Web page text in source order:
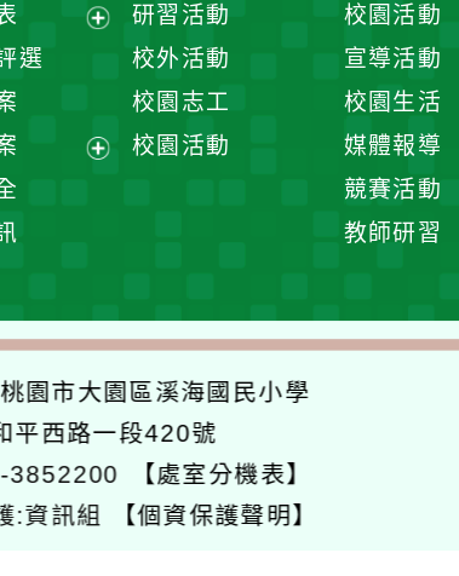
單
選
研習活動
校外活動
校園志工
校園活動
校園活動
宣導活動
校園生活
媒體報導
競賽活動
教師研習
桃園市大園區溪海國民小學
平西路一段420號
3852200
【處室分機表】
:資訊組 【個資保護聲明】